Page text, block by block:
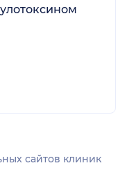
сайтов клиник